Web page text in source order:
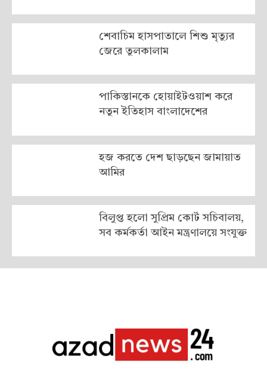
শেবাচিম হাসপাতালে শিশু মৃত্যুর
জেরে তুলকালাম
পাকিস্তানকে হোয়াইটওয়াশ করে
নতুন ইতিহাস বাংলাদেশের
হজ করতে দেশ ছাড়ছেন জামায়াত
আমির
বিলুপ্ত হলো সুপ্রিম কোর্ট সচিবালয়,
সব কর্মকর্তা আইন মন্ত্রণালয়ে সংযুক্ত